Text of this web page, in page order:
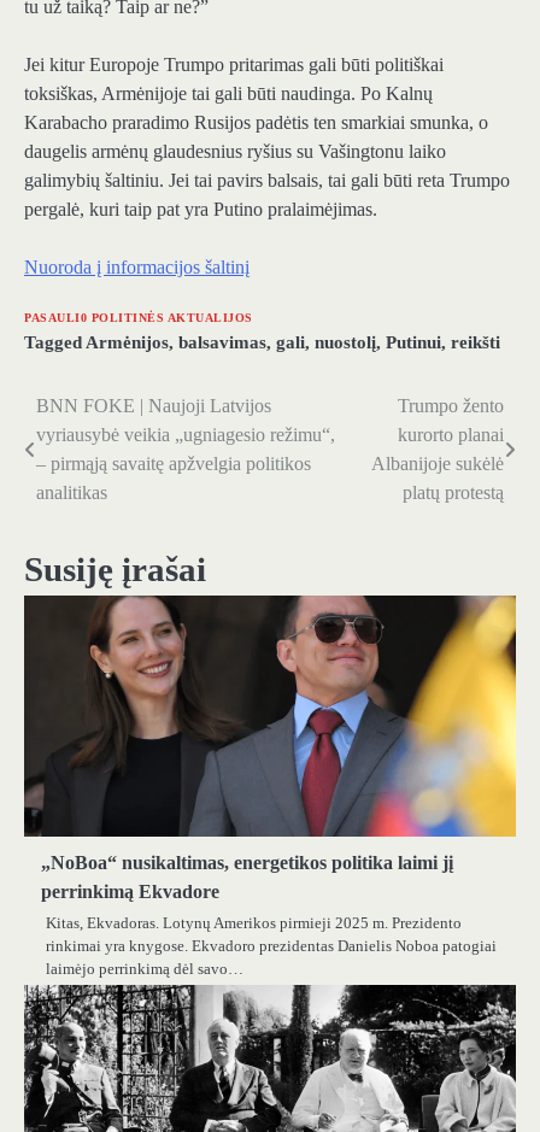
tu už taiką? Taip ar ne?”
Jei kitur Europoje Trumpo pritarimas gali būti politiškai
toksiškas, Armėnijoje tai gali būti naudinga. Po Kalnų
Karabacho praradimo Rusijos padėtis ten smarkiai smunka, o
daugelis armėnų glaudesnius ryšius su Vašingtonu laiko
galimybių šaltiniu. Jei tai pavirs balsais, tai gali būti reta Trumpo
pergalė, kuri taip pat yra Putino pralaimėjimas.
Nuoroda į informacijos šaltinį
PASAULI0 POLITINĖS AKTUALIJOS
TaggedArmėnijos, balsavimas, gali, nuostolį, Putinui, reikšti
Navigacija
tarp
įrašų
BNN FOKE | Naujoji Latvijos
vyriausybė veikia „ugniagesio režimu“,
– pirmąją savaitę apžvelgia politikos
analitikas
Trumpo žento
kurorto planai
Albanijoje sukėlė
platų protestą
Susiję įrašai
„NoBoa“ nusikaltimas, energetikos politika laimi jį
perrinkimą Ekvadore
Kitas, Ekvadoras. Lotynų Amerikos pirmieji 2025 m. Prezidento
rinkimai yra knygose. Ekvadoro prezidentas Danielis Noboa patogiai
laimėjo perrinkimą dėl savo…